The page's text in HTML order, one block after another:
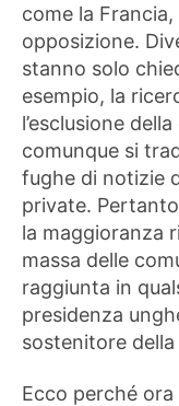
come la
opposizione.
stanno solo
esempio, la
l’esclusione
comunque si
fughe di notizie
private.
la maggioranza
massa delle
raggiunta in
presidenza
sostenitore
Ecco perché